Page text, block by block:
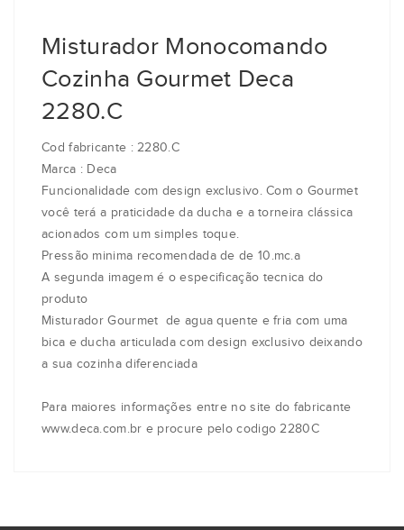
Misturador Monocomando
Cozinha Gourmet Deca
2280.C
Cod fabricante : 2280.C
Marca : Deca
Funcionalidade com design exclusivo. Com o Gourmet
você terá a praticidade da ducha e a torneira clássica
acionados com um simples toque.
Pressão minima recomendada de de 10.mc.a
A segunda imagem é o especificação tecnica do
produto
Misturador Gourmet de agua quente e fria com uma
bica e ducha articulada com design exclusivo deixando
a sua cozinha diferenciada
Para maiores informações entre no site do fabricante
www.deca.com.br e procure pelo codigo 2280C